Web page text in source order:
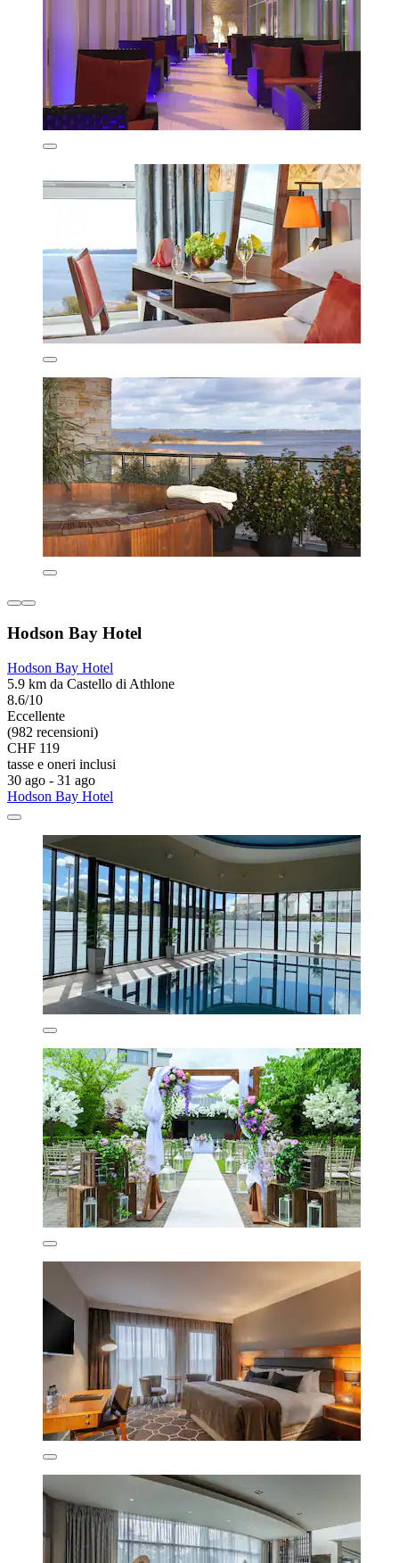
Hodson Bay Hotel
Hodson Bay Hotel
5.9 km da Castello di Athlone
8.6/10
Eccellente
(982 recensioni)
CHF 119
tasse e oneri inclusi
30 ago - 31 ago
Hodson Bay Hotel